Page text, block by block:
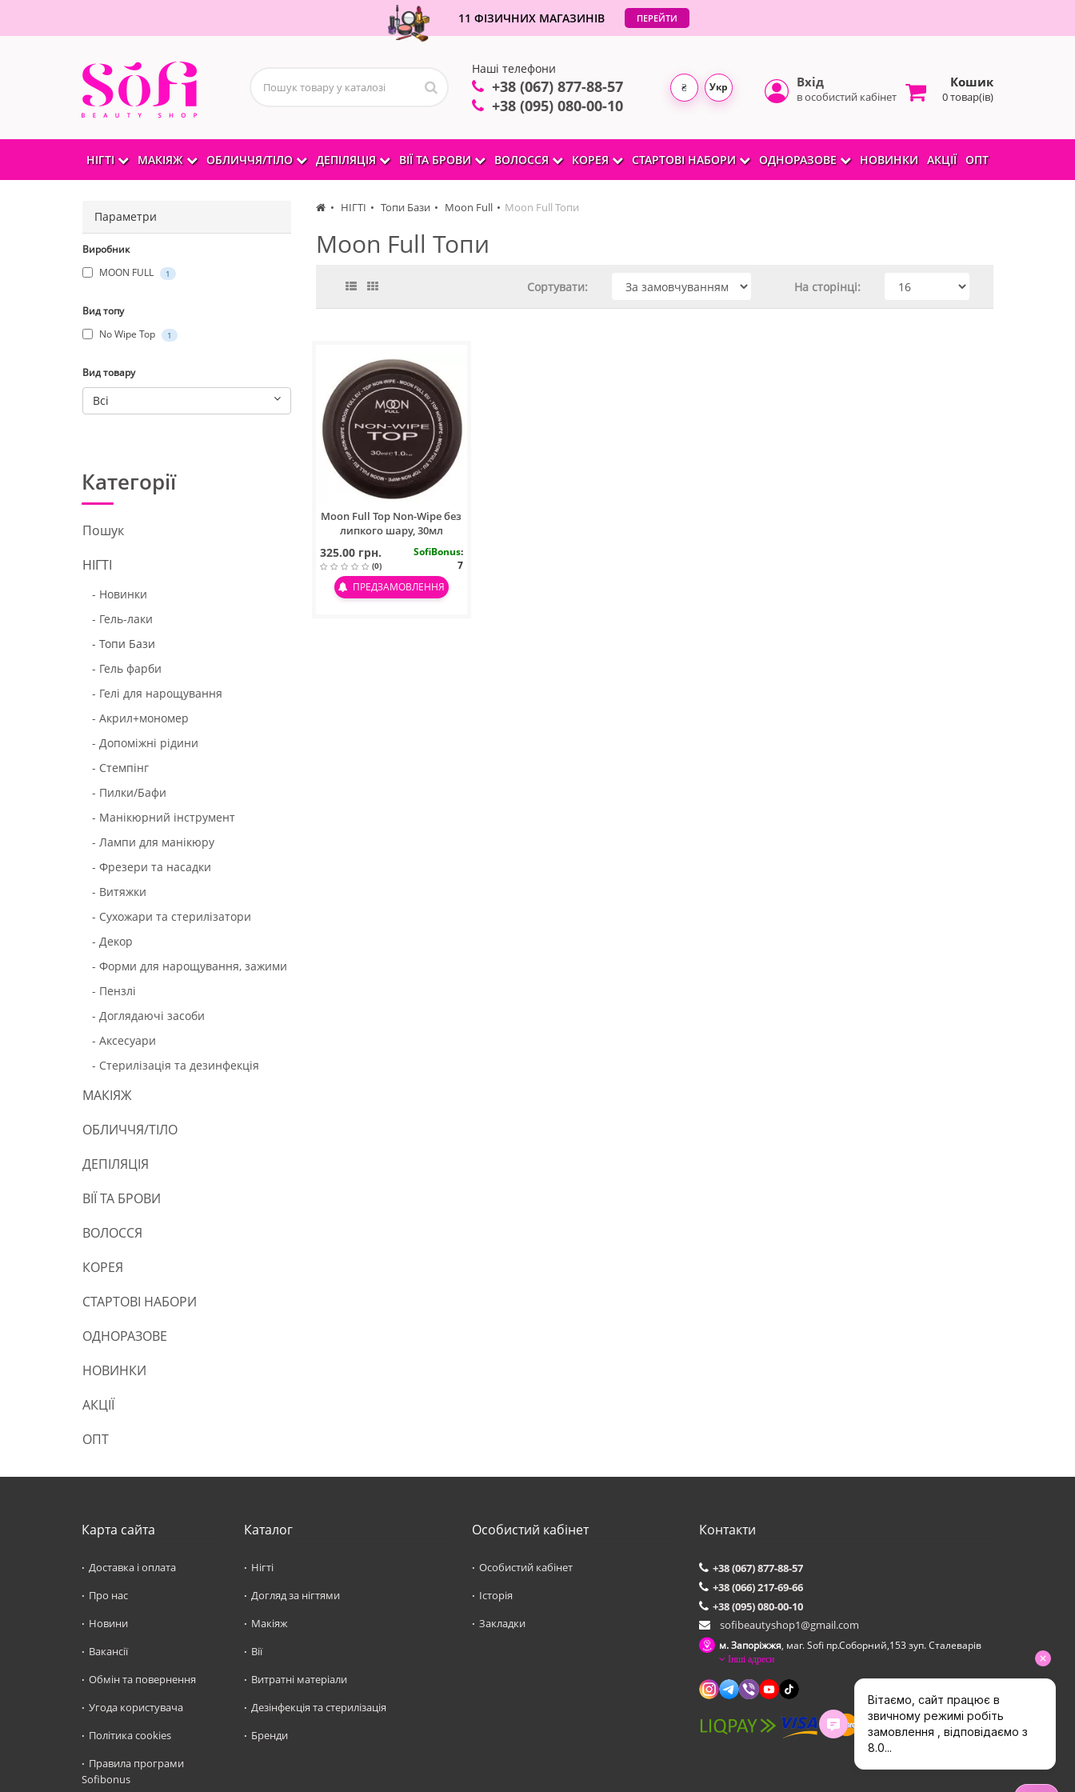
11 ФІЗИЧНИХ МАГАЗИНІВ ПЕРЕЙТИ
Наші телефони
+38 (067) 877-88-57
+38 (095) 080-00-10
₴ Укр Вхід
в особистий кабінет
Кошик
0 товар(ів)
НІГТІ МАКІЯЖ ОБЛИЧЧЯ/ТІЛО ДЕПІЛЯЦІЯ ВІЇ ТА БРОВИ ВОЛОССЯ КОРЕЯ СТАРТОВІ НАБОРИ ОДНОРАЗОВЕ НОВИНКИ АКЦІЇ ОПТ
Параметри
Виробник
MOON FULL
1
Вид топу
No Wipe Top
1
Вид товару
Всі
Категорії
Пошук
НІГТІ
- Новинки
- Гель-лаки
- Топи Бази
- Гель фарби
- Гелі для нарощування
- Акрил+мономер
- Допоміжні рідини
- Стемпінг
- Пилки/Бафи
- Манікюрний інструмент
- Лампи для манікюру
- Фрезери та насадки
- Витяжки
- Сухожари та стерилізатори
- Декор
- Форми для нарощування, зажими
- Пензлі
- Доглядаючі засоби
- Аксесуари
- Стерилізація та дезинфекція
МАКІЯЖ
ОБЛИЧЧЯ/ТІЛО
ДЕПІЛЯЦІЯ
ВІЇ ТА БРОВИ
ВОЛОССЯ
КОРЕЯ
СТАРТОВІ НАБОРИ
ОДНОРАЗОВЕ
НОВИНКИ
АКЦІЇ
ОПТ
НІГТІ Топи Бази Moon Full Moon Full Топи
Moon Full Топи
Сортувати: На сторінці:
Moon Full Top Non-Wipe без
липкого шару, 30мл
325.00 грн.
(0)
SofiBonus:
7
ПРЕДЗАМОВЛЕННЯ
Карта сайта
Доставка і оплата
Про нас
Новини
Вакансії
Обмін та повернення
Угода користувача
Політика cookies
Правила програми
Sofibonus
Каталог
Нігті
Догляд за нігтями
Макіяж
Вії
Витратні матеріали
Дезінфекція та стерилізація
Бренди
Особистий кабінет
Особистий кабінет
Історія
Закладки
Контакти
+38 (067) 877-88-57
+38 (066) 217-69-66
+38 (095) 080-00-10
sofibeautyshop1@gmail.com
м. Запоріжжя, маг. Sofi пр.Соборний,153 зуп. Сталеварiв
Інші адреси